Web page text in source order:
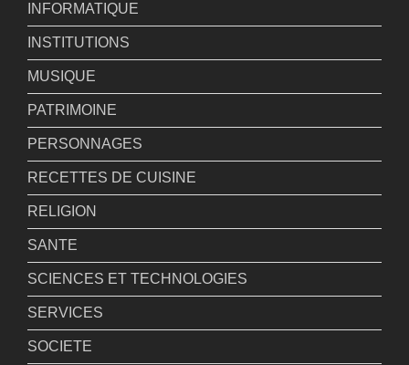
INFORMATIQUE
INSTITUTIONS
MUSIQUE
PATRIMOINE
PERSONNAGES
RECETTES DE CUISINE
RELIGION
SANTE
SCIENCES ET TECHNOLOGIES
SERVICES
SOCIETE